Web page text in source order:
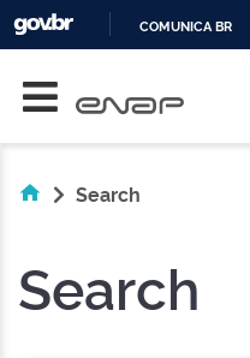
COMUNICA BR
Search
Search